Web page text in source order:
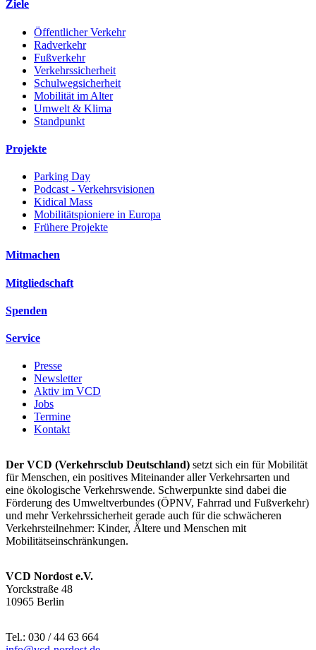
Ziele
Öffentlicher Verkehr
Radverkehr
Fußverkehr
Verkehrssicherheit
Schulwegsicherheit
Mobilität im Alter
Umwelt & Klima
Standpunkt
Projekte
Parking Day
Podcast - Verkehrsvisionen
Kidical Mass
Mobilitätspioniere in Europa
Frühere Projekte
Mitmachen
Mitgliedschaft
Spenden
Service
Presse
Newsletter
Aktiv im VCD
Jobs
Termine
Kontakt
Der VCD (Verkehrsclub Deutschland) setzt sich ein für Mobilität
für Menschen, ein positives Miteinander aller Verkehrsarten und
eine ökologische Verkehrswende. Schwerpunkte sind dabei die
Förderung des Umweltverbundes (ÖPNV, Fahrrad und Fußverkehr)
und mehr Verkehrssicherheit gerade auch für die schwächeren
Verkehrsteilnehmer: Kinder, Ältere und Menschen mit
Mobilitätseinschränkungen.
VCD Nordost e.V.
Yorckstraße 48
10965 Berlin
Tel.: 030 / 44 63 664